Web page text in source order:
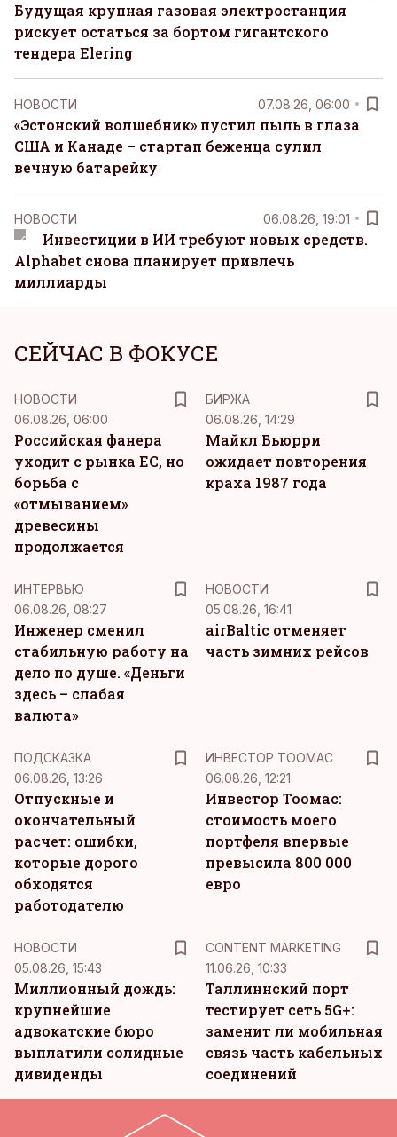
Будущая крупная газовая электростанция
рискует остаться за бортом гигантского
тендера Elering
НОВОСТИ 07.08.26, 06:00
«Эстонский волшебник» пустил пыль в глаза
США и Канаде – стартап беженца сулил
вечную батарейку
НОВОСТИ 06.08.26, 19:01
Инвестиции в ИИ требуют новых средств.
Alphabet снова планирует привлечь
миллиарды
СЕЙЧАС В ФОКУСЕ
НОВОСТИ
06.08.26, 06:00
Российская фанера
уходит с рынка ЕС, но
борьба с
«отмыванием»
древесины
продолжается
БИРЖА
06.08.26, 14:29
Майкл Бьюрри
ожидает повторения
краха 1987 года
ИНТЕРВЬЮ
06.08.26, 08:27
Инженер сменил
стабильную работу на
дело по душе. «Деньги
здесь – слабая
валюта»
НОВОСТИ
05.08.26, 16:41
airBaltic отменяет
часть зимних рейсов
ПОДСКАЗКА
06.08.26, 13:26
Отпускные и
окончательный
расчет: ошибки,
которые дорого
обходятся
работодателю
ИНВЕСТОР ТООМАС
06.08.26, 12:21
Инвестор Тоомас:
стоимость моего
портфеля впервые
превысила 800 000
евро
НОВОСТИ
05.08.26, 15:43
Миллионный дождь:
крупнейшие
адвокатские бюро
выплатили солидные
дивиденды
CONTENT MARKETING
11.06.26, 10:33
Таллиннский порт
тестирует сеть 5G+:
заменит ли мобильная
связь часть кабельных
соединений